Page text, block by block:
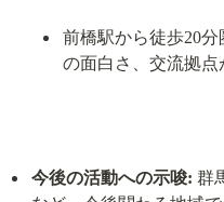
前橋駅から徒歩20
の面白さ、交流拠点
今後の活動への示唆: 群